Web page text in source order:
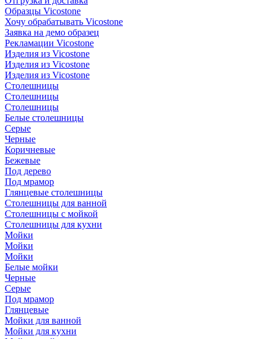
Образцы Vicostone
Хочу обрабатывать Vicostone
Заявка на демо образец
Рекламации Vicostone
Изделия из Vicostone
Изделия из Vicostone
Изделия из Vicostone
Столешницы
Столешницы
Столешницы
Белые столешницы
Серые
Черные
Коричневые
Бежевые
Под дерево
Под мрамор
Глянцевые столешницы
Столешницы для ванной
Столешницы с мойкой
Столешницы для кухни
Мойки
Мойки
Мойки
Белые мойки
Черные
Серые
Под мрамор
Глянцевые
Мойки для ванной
Мойки для кухни